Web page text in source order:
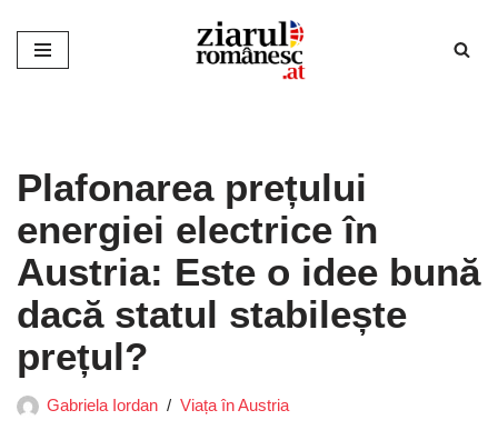
Sari
Plafonarea prețului
energiei electrice în
Austria: Este o idee bună
dacă statul stabilește
prețul?
Gabriela Iordan Viața în Austria